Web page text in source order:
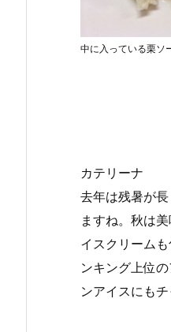
中に入っている栗ソ
カテリーナ
去年は残暑が
ますね。秋は
イスクリーム
ンキング上位
ンアイスにも